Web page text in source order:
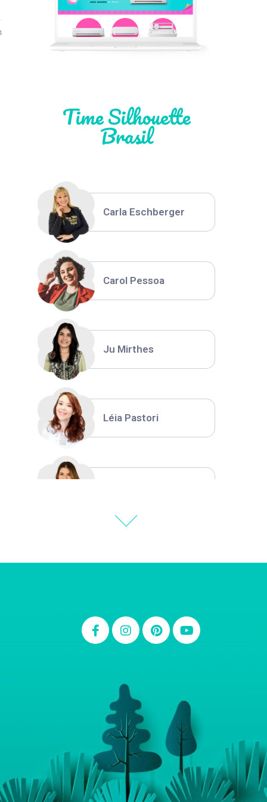
Time Silhouette
Brasil
Léia Pastori
Thiara Ney
Carla Eschberger
Carol Pessoa
Ju Mirthes
Léia Pastori
Carla Eschberger
Carol Pessoa
Ju Mirthes